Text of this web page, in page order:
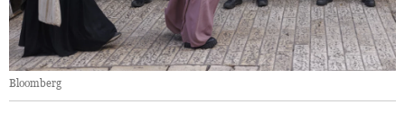
Bloomberg